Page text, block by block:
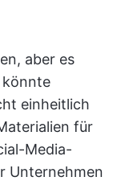
aber es
einheitlich
für
Media-
Unternehmen